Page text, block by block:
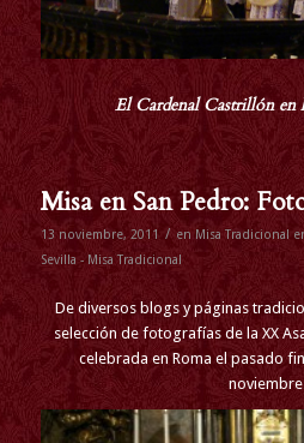
El Cardenal Castrillón en
Misa en San Pedro:
13 noviembre, 2011 / enMisa Tradicional
Sevilla - Misa Tradicional
De diversos blogs y páginas
selección de fotografías de la XX
celebrada en Roma el pasado